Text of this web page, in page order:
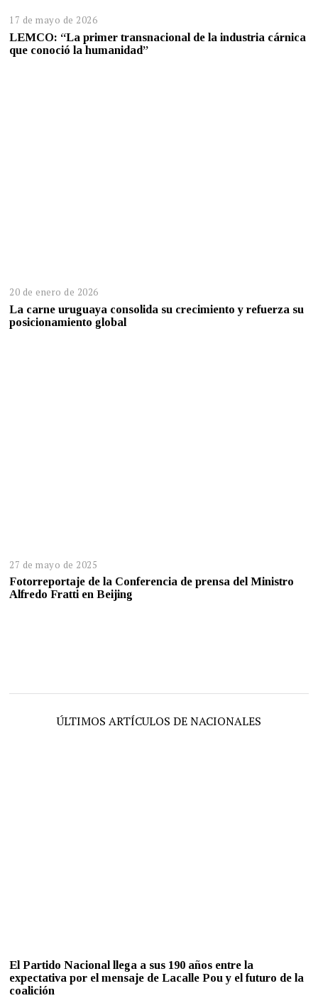
17 de mayo de 2026
LEMCO: “La primer transnacional de la industria cárnica
que conoció la humanidad”
20 de enero de 2026
La carne uruguaya consolida su crecimiento y refuerza su
posicionamiento global
27 de mayo de 2025
Fotorreportaje de la Conferencia de prensa del Ministro
Alfredo Fratti en Beijing
ÚLTIMOS ARTÍCULOS DE NACIONALES
El Partido Nacional llega a sus 190 años entre la
expectativa por el mensaje de Lacalle Pou y el futuro de la
coalición